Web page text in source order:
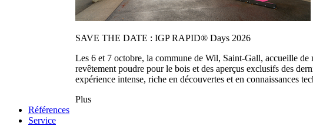
SAVE THE DATE : IGP RAPID® Days 2026
Les 6 et 7 octobre, la commune de Wil, Saint-Gall, accueille
revêtement poudre pour le bois et des aperçus exclusifs des
expérience intense, riche en découvertes et en connaissances
Plus
Références
Service